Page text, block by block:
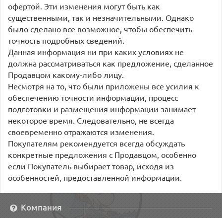
офертой. Эти изменения могут быть как
существенными, так и незначительными. Однако
было сделано все возможное, чтобы обеспечить
точность подробных сведений.
Данная информация ни при каких условиях не
должна рассматриваться как предложение, сделанное
Продавцом какому-либо лицу.
Несмотря на то, что были приложены все усилия к
обеспечению точности информации, процесс
подготовки и размещения информации занимает
некоторое время. Следовательно, не всегда
своевременно отражаются изменения.
Покупателям рекомендуется всегда обсуждать
конкретные предложения с Продавцом, особенно
если Покупатель выбирает товар, исходя из
особенностей, предоставленной информации.
Компания